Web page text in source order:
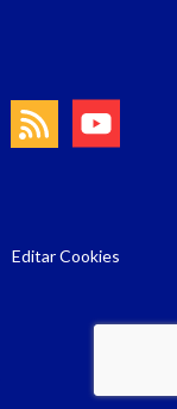
Editar Cookies